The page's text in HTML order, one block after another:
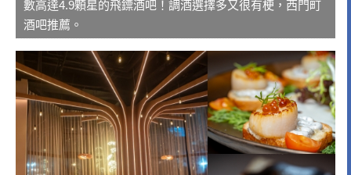
數高達4.9顆星的飛鏢酒吧！調酒選擇多又很有梗，西門町
酒吧推薦。